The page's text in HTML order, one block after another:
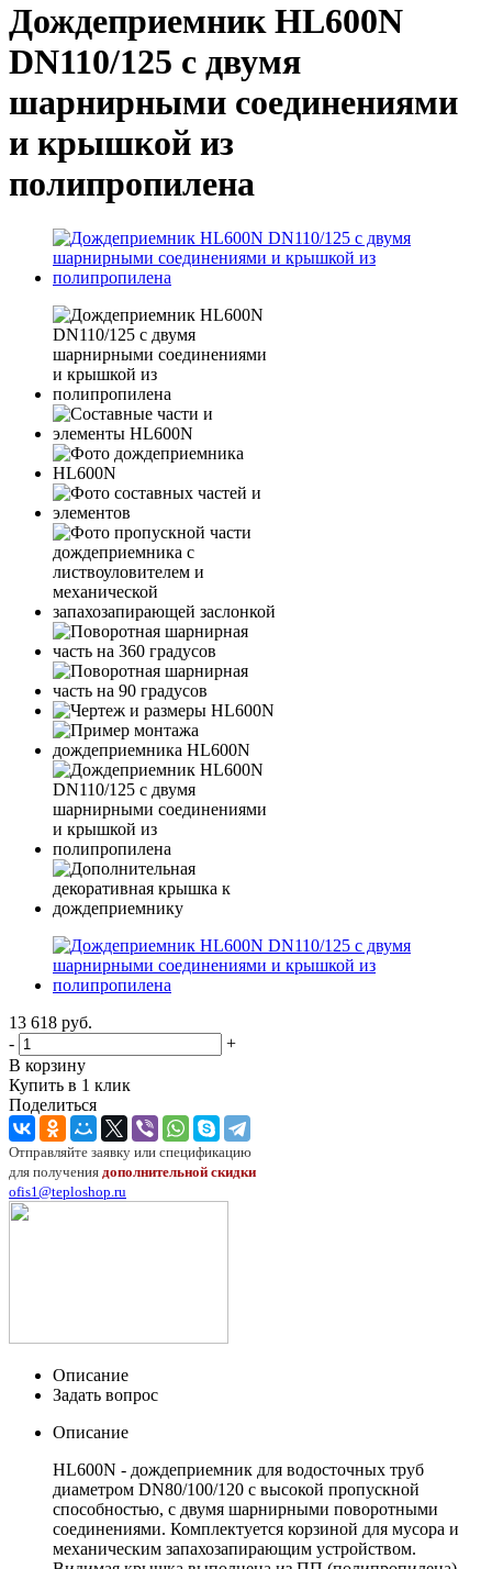
Дождеприемник HL600N
DN110/125 с двумя
шарнирными соединениями
и крышкой из
полипропилена
13 618 руб.
-
+
В корзину
Купить в 1 клик
Поделиться
Отправляйте заявку или спецификацию
для получения дополнительной скидки
ofis1@teploshop.ru
Описание
Задать вопрос
Описание
HL600N - дождеприемник для водосточных труб
диаметром DN80/100/120 с высокой пропускной
способностью, с двумя шарнирными поворотными
соединениями. Комплектуется корзиной для мусора и
механическим запахозапирающим устройством.